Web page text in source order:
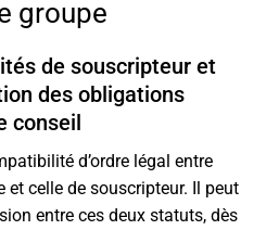
groupe
de souscripteur et
des obligations
conseil
d’ordre légal entre
et celle de souscripteur. Il peut
entre ces deux statuts, dès